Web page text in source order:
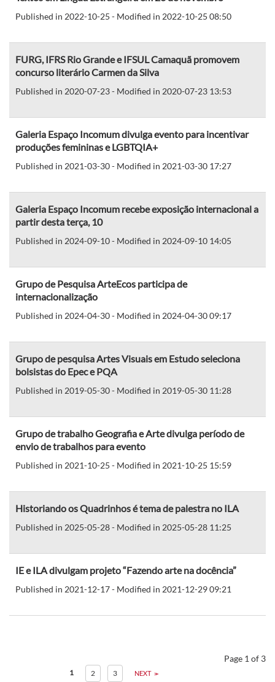
Published in 2022-10-25 - Modified in 2022-10-25 08:50
FURG, IFRS Rio Grande e IFSUL Camaquã promovem
concurso literário Carmen da Silva
Published in 2020-07-23 - Modified in 2020-07-23 13:53
Galeria Espaço Incomum divulga evento para incentivar
produções femininas e LGBTQIA+
Published in 2021-03-30 - Modified in 2021-03-30 17:27
Galeria Espaço Incomum recebe exposição internacional a
partir desta terça, 10
Published in 2024-09-10 - Modified in 2024-09-10 14:05
Grupo de Pesquisa ArteEcos participa de
internacionalização
Published in 2024-04-30 - Modified in 2024-04-30 09:17
Grupo de pesquisa Artes Visuais em Estudo seleciona
bolsistas do Epec e PQA
Published in 2019-05-30 - Modified in 2019-05-30 11:28
Grupo de trabalho Geografia e Arte divulga período de
envio de trabalhos para evento
Published in 2021-10-25 - Modified in 2021-10-25 15:59
Historiando os Quadrinhos é tema de palestra no ILA
Published in 2025-05-28 - Modified in 2025-05-28 11:25
IE e ILA divulgam projeto “Fazendo arte na docência”
Published in 2021-12-17 - Modified in 2021-12-29 09:21
Page 1 of 3
1 2 3 NEXT